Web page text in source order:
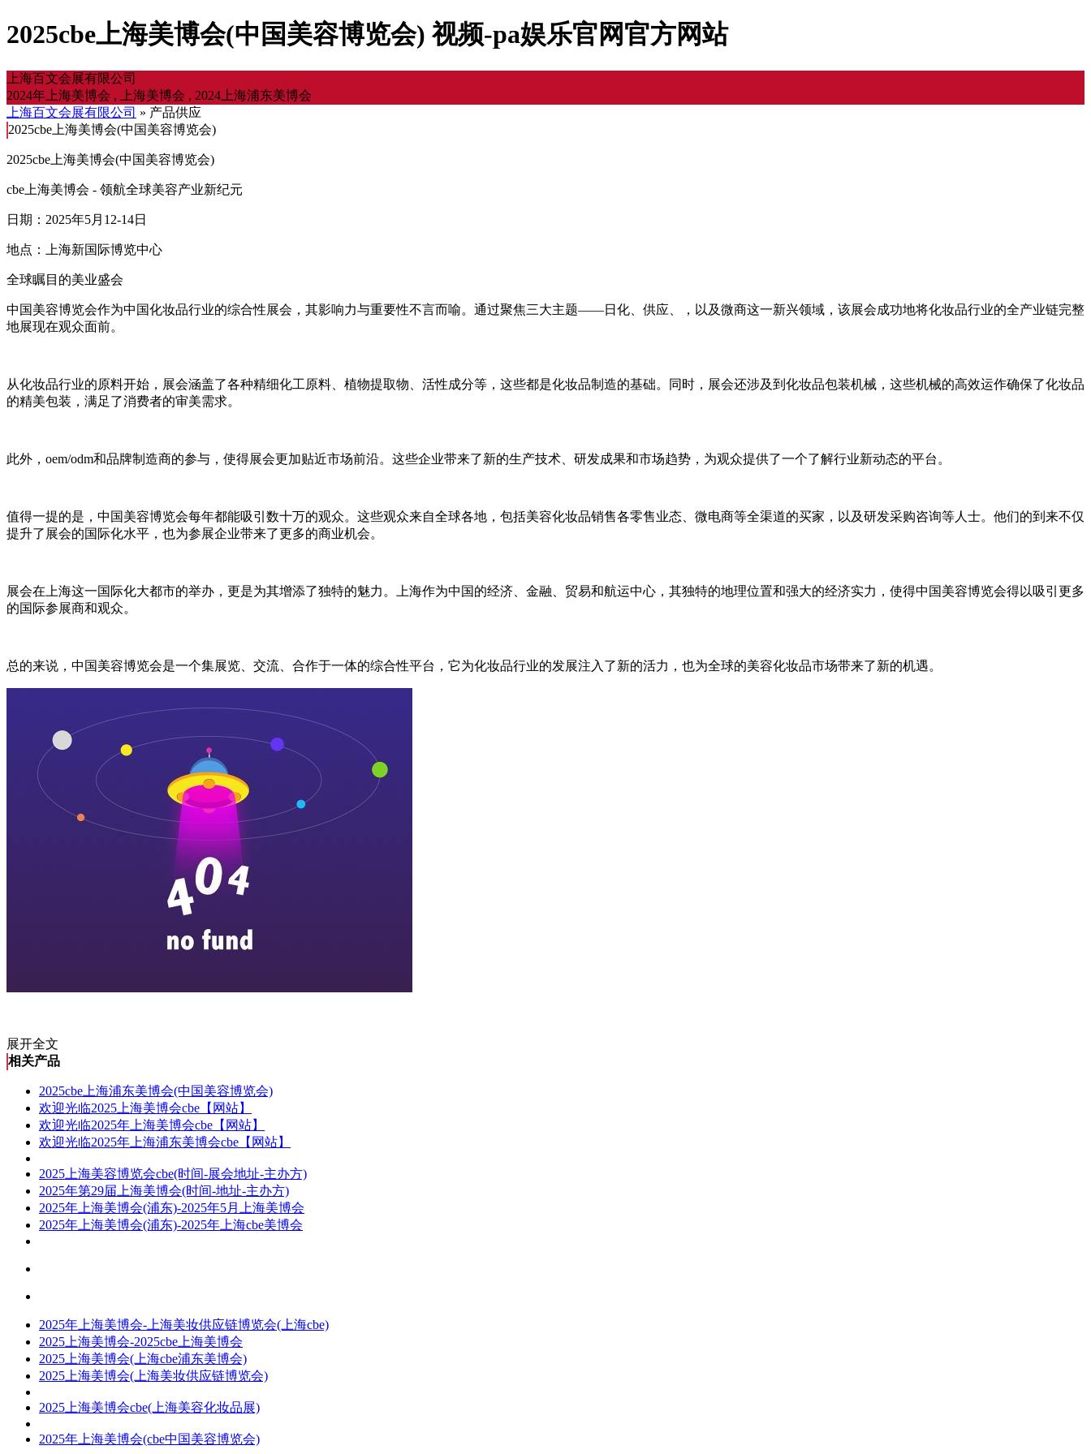
2025cbe上海美博会(中国美容博览会) 视频-pa娱乐官网官方网站
上海百文会展有限公司
2024年上海美博会 , 上海美博会 , 2024上海浦东美博会
上海百文会展有限公司 » 产品供应
2025cbe上海美博会(中国美容博览会)
2025cbe上海美博会(中国美容博览会)
cbe上海美博会 - 领航全球美容产业新纪元
日期：2025年5月12-14日
地点：上海新国际博览中心
全球瞩目的美业盛会
中国美容博览会作为中国化妆品行业的综合性展会，其影响力与重要性不言而喻。通过聚焦三大主题——日化、供应、，以及微商这一新兴领域，该展会成功地将化妆品行业的全产业链完整
地展现在观众面前。
从化妆品行业的原料开始，展会涵盖了各种精细化工原料、植物提取物、活性成分等，这些都是化妆品制造的基础。同时，展会还涉及到化妆品包装机械，这些机械的高效运作确保了化妆品
的精美包装，满足了消费者的审美需求。
此外，oem/odm和品牌制造商的参与，使得展会更加贴近市场前沿。这些企业带来了新的生产技术、研发成果和市场趋势，为观众提供了一个了解行业新动态的平台。
值得一提的是，中国美容博览会每年都能吸引数十万的观众。这些观众来自全球各地，包括美容化妆品销售各零售业态、微电商等全渠道的买家，以及研发采购咨询等人士。他们的到来不仅
提升了展会的国际化水平，也为参展企业带来了更多的商业机会。
展会在上海这一国际化大都市的举办，更是为其增添了独特的魅力。上海作为中国的经济、金融、贸易和航运中心，其独特的地理位置和强大的经济实力，使得中国美容博览会得以吸引更多
的国际参展商和观众。
总的来说，中国美容博览会是一个集展览、交流、合作于一体的综合性平台，它为化妆品行业的发展注入了新的活力，也为全球的美容化妆品市场带来了新的机遇。
展开全文
相关产品
2025cbe上海浦东美博会(中国美容博览会)
欢迎光临2025上海美博会cbe【网站】
欢迎光临2025年上海美博会cbe【网站】
欢迎光临2025年上海浦东美博会cbe【网站】
2025上海美容博览会cbe(时间-展会地址-主办方)
2025年第29届上海美博会(时间-地址-主办方)
2025年上海美博会(浦东)-2025年5月上海美博会
2025年上海美博会(浦东)-2025年上海cbe美博会
2025年上海美博会-上海美妆供应链博览会(上海cbe)
2025上海美博会-2025cbe上海美博会
2025上海美博会(上海cbe浦东美博会)
2025上海美博会(上海美妆供应链博览会)
2025上海美博会cbe(上海美容化妆品展)
2025年上海美博会(cbe中国美容博览会)